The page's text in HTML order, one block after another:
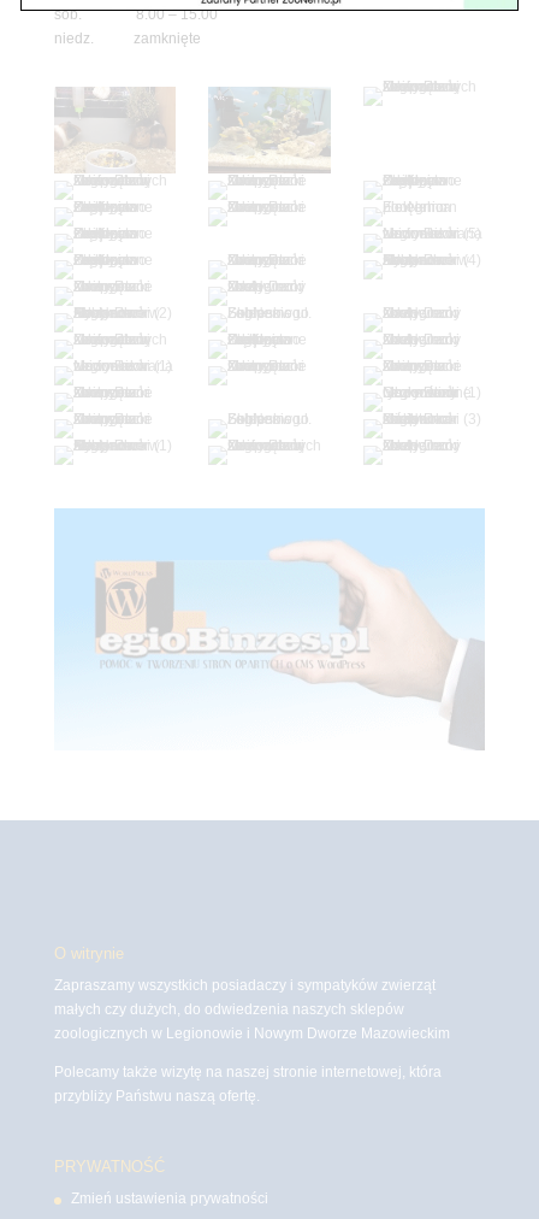
sob. 8.00 – 15.00
niedz. zamknięte
O witrynie
Zapraszamy wszystkich posiadaczy i sympatyków zwierząt
małych czy dużych, do odwiedzenia naszych sklepów
zoologicznych w Legionowie i Nowym Dworze Mazowieckim
Polecamy także wizytę na naszej stronie internetowej, która
przybliży Państwu naszą ofertę.
PRYWATNOŚĆ
Zmień ustawienia prywatności